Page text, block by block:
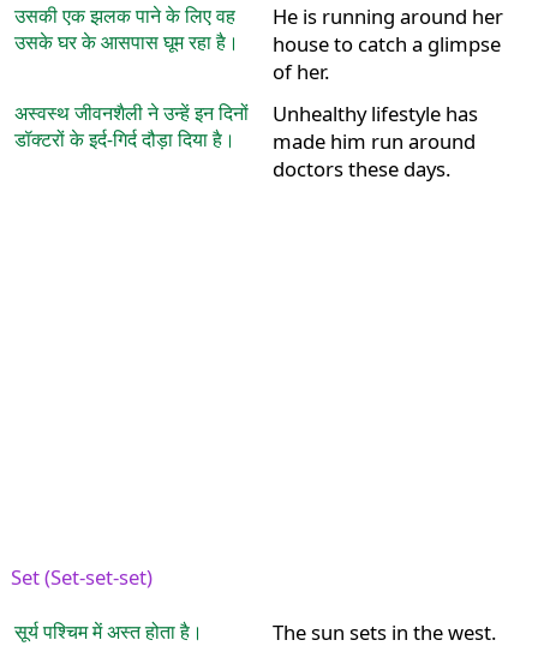
उसकी एक झलक पाने के लिए वह
उसके घर के आसपास घूम रहा है।
He is running around her
house to catch a glimpse
of her.
अस्वस्थ जीवनशैली ने उन्हें इन दिनों
डॉक्टरों के इर्द-गिर्द दौड़ा दिया है।
Unhealthy lifestyle has
made him run around
doctors these days.
Set (Set-set-set)
सूर्य पश्चिम में अस्त होता है। The sun sets in the west.